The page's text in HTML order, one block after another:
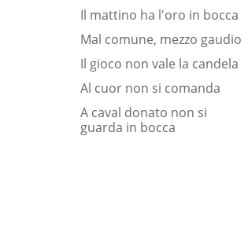
Il mattino ha l'oro in bocca
Mal comune, mezzo gaudio
Il gioco non vale la candela
Al cuor non si comanda
A caval donato non si
guarda in bocca